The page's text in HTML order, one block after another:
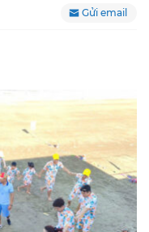
Gửi email